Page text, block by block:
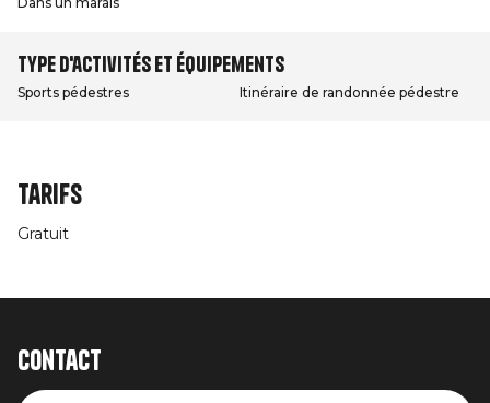
Type d'activités et équipements
Sports pédestres Itinéraire de randonnée pédestre
Tarifs
Gratuit
Contact